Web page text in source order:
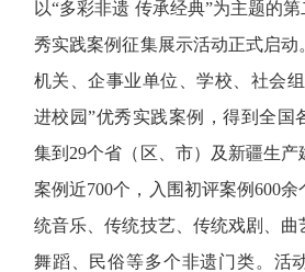
以“多彩非遗 传承经典”为主题的
秀实践案例征集展示活动正式启动
机关、企事业单位、学校、社会
进校园”优秀实践案例，得到全国
集到29个省（区、市）及新疆生
案例近700个，入围初评案例600
统音乐、传统技艺、传统戏剧、
舞蹈、民俗等多个非遗门类。活